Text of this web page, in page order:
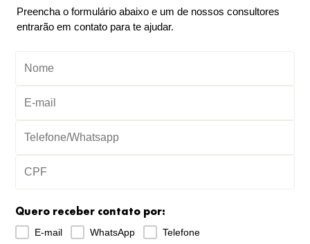
Preencha o formulário abaixo e um de nossos consultores
entrarão em contato para te ajudar.
Quero receber contato por:
E-mail WhatsApp Telefone